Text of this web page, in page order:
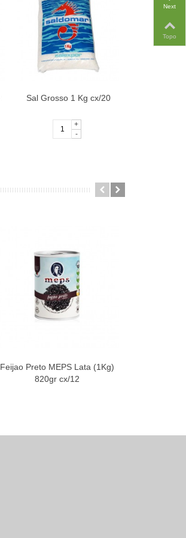
Sal Grosso 1 Kg cx/20
-
+
Feijao Preto MEPS Lata (1Kg)
820gr cx/12
Next
Topo